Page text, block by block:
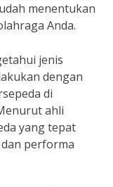
menentukan
Anda.
jenis
dengan
di
ahli
yang tepat
performa